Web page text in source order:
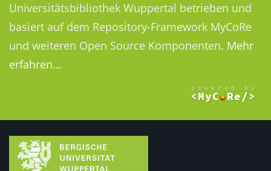
Universitätsbibliothek Wuppertal betrieben und
basiert auf dem Repository-Framework MyCoRe
und weiteren Open Source Komponenten. Mehr
erfahren...